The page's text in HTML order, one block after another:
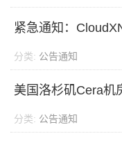
紧急通知：
分类: 公告通知
美国洛杉矶Cera机
分类: 公告通知